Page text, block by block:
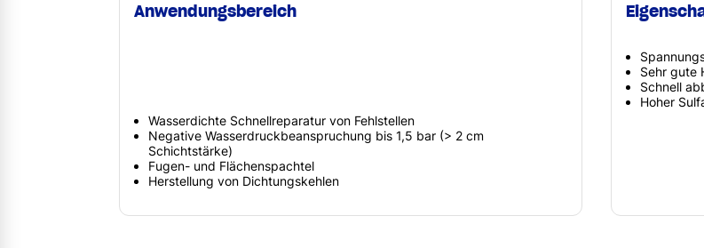
Anwendungsbereich
Wasserdichte Schnellreparatur von Fehlstellen
Negative Wasserdruckbeanspruchung bis 1,5 bar (> 2 cm
Schichtstärke)
Fugen- und Flächenspachtel
Herstellung von Dichtungskehlen
Sehr gute
Schnell
Hoher